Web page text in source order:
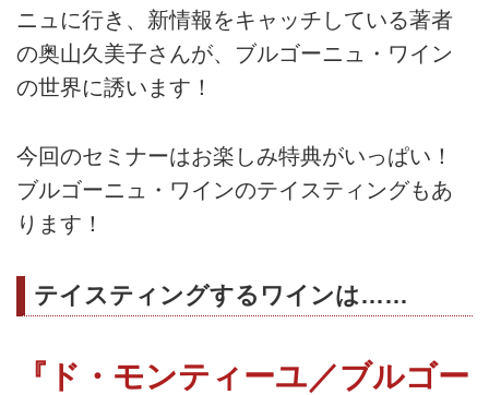
ニュに行き、新情報をキャッチしている著者
の奥山久美子さんが、ブルゴーニュ・ワイン
の世界に誘います！
今回のセミナーはお楽しみ特典がいっぱい！
ブルゴーニュ・ワインのテイスティングもあ
ります！
テイスティングするワインは……
『ド・モンティーユ／ブルゴー